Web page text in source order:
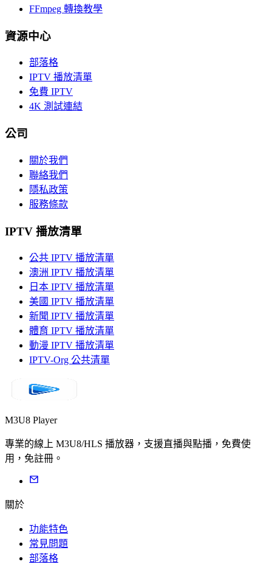
FFmpeg 轉換教學
資源中心
部落格
IPTV 播放清單
免費 IPTV
4K 測試連結
公司
關於我們
聯絡我們
隱私政策
服務條款
IPTV 播放清單
公共 IPTV 播放清單
澳洲 IPTV 播放清單
日本 IPTV 播放清單
美國 IPTV 播放清單
新聞 IPTV 播放清單
體育 IPTV 播放清單
動漫 IPTV 播放清單
IPTV-Org 公共清單
M3U8 Player
專業的線上 M3U8/HLS 播放器，支援直播與點播，免費使
用，免註冊。
關於
功能特色
常見問題
部落格